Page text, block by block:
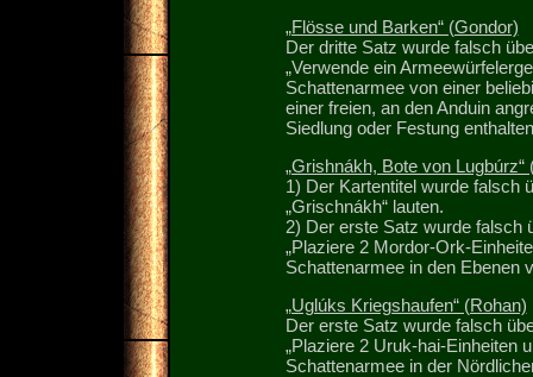
„Flösse und Barken“ (Gondor)
Der dritte Satz wurde falsch
„Verwende ein
Schattenarmee von einer
einer freien, an den Anduin
Siedlung oder Festung
„Grishnákh, Bote von Lugbúrz“
1) Der Kartentitel wurde falsch
„Grischnákh“ lauten.
2) Der erste Satz wurde falsch
„Plaziere 2 Mordor-Ork-
Schattenarmee in den Ebenen
„Uglúks Kriegshaufen“ (Rohan)
Der erste Satz wurde falsch
„Plaziere 2 Uruk-hai-Einheiten
Schattenarmee in der